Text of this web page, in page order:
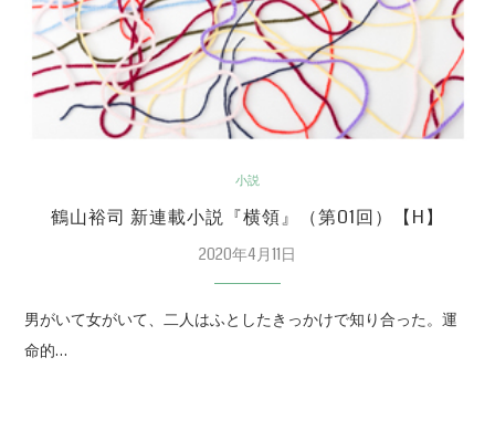
小説
鶴山裕司 新連載小説『横領』（第01回）【H】
2020年4月11日
男がいて女がいて、二人はふとしたきっかけで知り合った。運
命的…